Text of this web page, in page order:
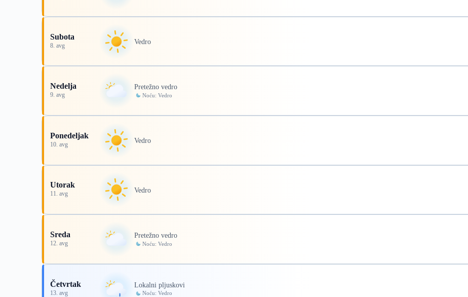
Subota
8. avg Vedro
Nedelja
9. avg
Pretežno vedro
Noću: Vedro
Ponedeljak
10. avg Vedro
Utorak
11. avg Vedro
Sreda
12. avg
Pretežno vedro
Noću: Vedro
Četvrtak
13. avg
Lokalni pljuskovi
Noću: Vedro